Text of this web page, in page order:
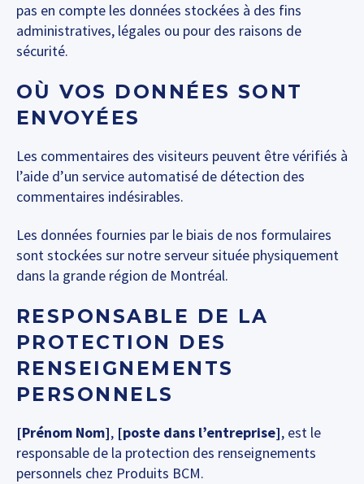
pas en compte les données stockées à des fins
administratives, légales ou pour des raisons de
sécurité.
OÙ VOS DONNÉES SONT
ENVOYÉES
Les commentaires des visiteurs peuvent être vérifiés à
l’aide d’un service automatisé de détection des
commentaires indésirables.
Les données fournies par le biais de nos formulaires
sont stockées sur notre serveur située physiquement
dans la grande région de Montréal.
RESPONSABLE DE LA
PROTECTION DES
RENSEIGNEMENTS
PERSONNELS
[Prénom Nom], [poste dans l’entreprise], est le
responsable de la protection des renseignements
personnels chez Produits BCM.